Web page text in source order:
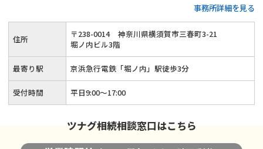
検討しているなら当事務所までご相談ください。お客様のお気
持ちに寄り添って親切・丁寧・誠実にサポートさせていただき
ます。
事務所詳細を見る
住所 〒238-0014
神奈川県横須賀市三春町3-21
堀ノ内ビル3階
最寄り駅 京浜急行電鉄「堀ノ内」駅徒歩3分
受付時間 平日9:00～17:00
ツナグ相続相談窓口はこちら